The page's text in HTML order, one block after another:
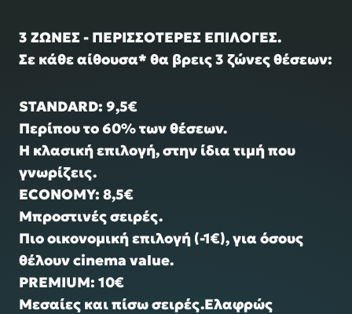
3 ΖΩΝΕΣ - ΠΕΡΙΣΣΟΤΕΡΕΣ ΕΠΙΛΟΓΕΣ.
Σε κάθε αίθουσα* θα βρεις 3 ζώνες θέσεων:
STANDARD: 9,5€
Περίπου το 60% των θέσεων.
Η κλασική επιλογή, στην ίδια τιμή που
γνωρίζεις.
ECONOMY: 8,5€
Μπροστινές σειρές.
Πιο οικονομική επιλογή (-1€), για όσους
θέλουν cinema value.
PREMIUM: 10€
Μεσαίες και πίσω σειρές.Ελαφρώς